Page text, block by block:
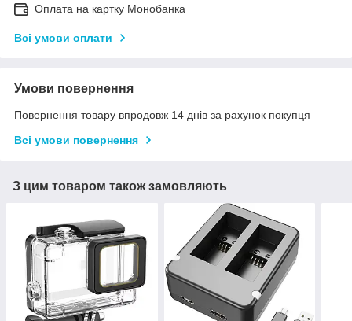
Оплата на картку Монобанка
Всі умови оплати
Умови повернення
Повернення товару впродовж 14 днів за рахунок покупця
Всі умови повернення
З цим товаром також замовляють